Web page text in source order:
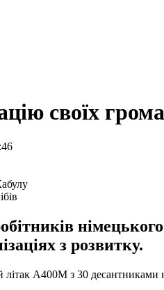
своїх
з розвитку.
А400М з 30 десантниками